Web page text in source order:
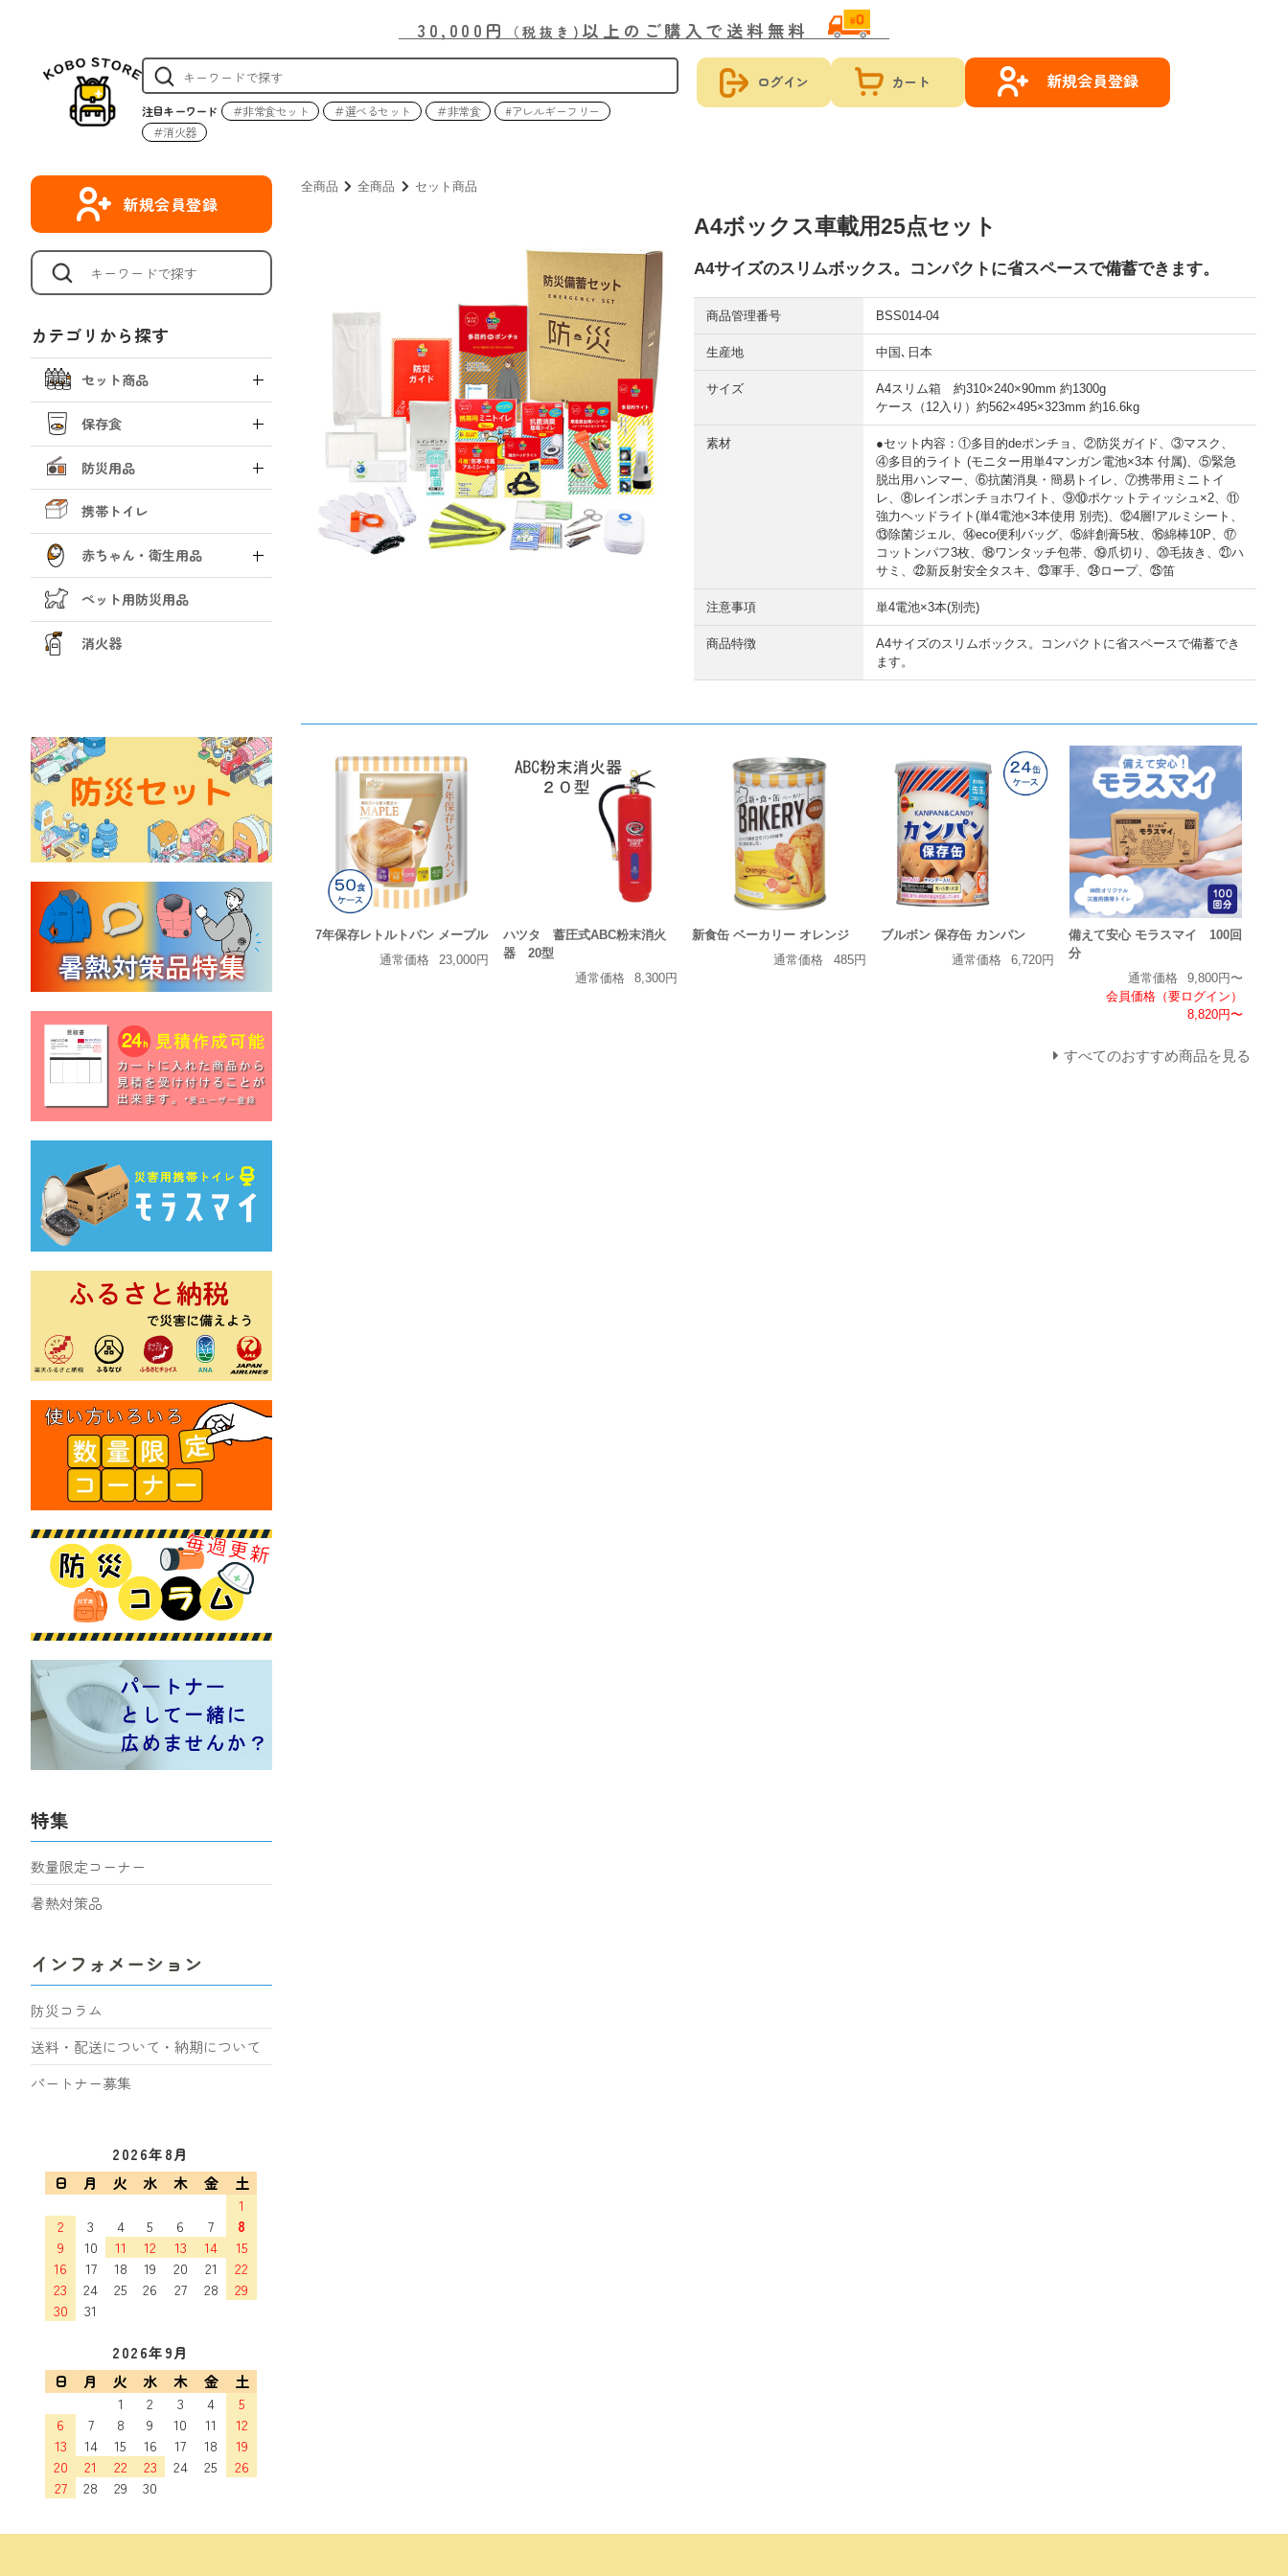
30,000円 （税抜き)以上のご購入で送料無料
注目キーワード ＃非常食セット ＃選べるセット ＃非常食
#アレルギーフリー
＃消火器
ログイン カート 新規会員登録
全商品 全商品 セット商品
A4ボックス車載用25点セット
A4サイズのスリムボックス。コンパクトに省スペースで備蓄できます。
商品管理番号 BSS014-04
生産地 中国､日本
サイズ
A4スリム箱 約310×240×90mm 約1300g
ケース（12入り）約562×495×323mm 約16.6kg
素材
●セット内容：①多目的deポンチョ、②防災ガイド、③マスク、
④多目的ライト (モニター用単4マンガン電池×3本 付属)、⑤緊急
脱出用ハンマー、⑥抗菌消臭・簡易トイレ、⑦携帯用ミニトイ
レ、⑧レインポンチョホワイト、⑨⑩ポケットティッシュ×2、⑪
強力ヘッドライト(単4電池×3本使用 別売)、⑫4層!アルミシート、
⑬除菌ジェル、⑭eco便利バッグ、⑮絆創膏5枚、⑯綿棒10P、⑰
コットンパフ3枚、⑱ワンタッチ包帯、⑲爪切り、⑳毛抜き、㉑ハ
サミ、㉒新反射安全タスキ、㉓軍手、㉔ロープ、㉕笛
注意事項 単4電池×3本(別売)
商品特徴
A4サイズのスリムボックス。コンパクトに省スペースで備蓄でき
ます。
7年保存レトルトパン メープル
通常価格
23,000円
ハツタ 蓄圧式ABC粉末消火
器 20型
通常価格
8,300円
新食缶 ベーカリー オレンジ
通常価格
485円
ブルボン 保存缶 カンパン
通常価格
6,720円
備えて安心 モラスマイ 100回
分
通常価格
9,800円〜
会員価格（要ログイン）
8,820円〜
すべてのおすすめ商品を見る
新規会員登録
カテゴリから探す
セット商品
保存食
防災用品
携帯トイレ
赤ちゃん・衛生用品
ペット用防災用品
消火器
特集
数量限定コーナー
暑熱対策品
インフォメーション
防災コラム
送料・配送について・納期について
パートナー募集
2026年8月
日
月 火 水 木 金
土
1
2
3 4 5 6 7
8
9
10 11 12 13 14
15
16
17 18 19 20 21
22
23
24 25 26 27 28
29
30
31
2026年9月
日
月 火 水 木 金
土
1
2 3 4
5
6
7 8 9 10 11
12
13
14 15 16 17 18
19
20
21 22 23 24 25
26
27
28 29 30